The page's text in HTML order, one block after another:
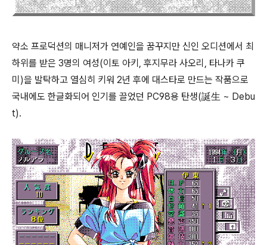
약소 프로덕션의 매니저가 연예인을 꿈꾸지만 신인 오디션에서 최
하위를 받은 3명의 여성(이토 아키, 후지무라 사오리, 타나카 쿠
미)을 발탁하고 열심히 키워 2년 후에 대스타로 만드는 작품으로
국내에도 한글화되어 인기를 끌었던 PC98용 탄생(誕生 ~ Debu
t).